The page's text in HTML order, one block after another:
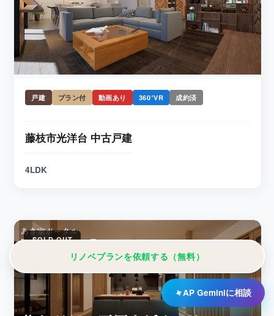
戸建 プラン付 動画あり 360°VR 成約済
藤枝市光洋台 中古戸建
4LDK
SOLD OUT
✦AP Geminiに相談
リノベプランを依頼する（無料）